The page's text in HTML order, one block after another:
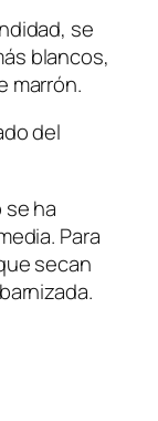
se
blancos,
marrón.
del
ha
Para
secan